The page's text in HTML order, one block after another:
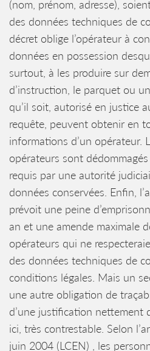
(nom, prénom, adresse),
des données techniques de
décret oblige l’opérateur à
données en possession
surtout, à les produire sur
d’instruction, le parquet ou
qu’il soit, autorisé en justice
requête, peuvent obtenir en
informations d’un opérateur.
opérateurs sont
requis par une autorité
données conservées. Enfin,
prévoit une peine
an et une amende maximale
opérateurs qui ne
des données techniques de
conditions légales. Mais un
une autre obligation de
d’une justification nettement
ici, très contrestable. Selon
juin 2004 (LCEN) , les